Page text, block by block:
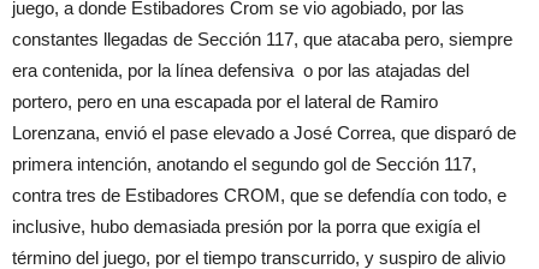
juego, a donde Estibadores Crom se vio agobiado, por las
constantes llegadas de Sección 117, que atacaba pero, siempre
era contenida, por la línea defensiva o por las atajadas del
portero, pero en una escapada por el lateral de Ramiro
Lorenzana, envió el pase elevado a José Correa, que disparó de
primera intención, anotando el segundo gol de Sección 117,
contra tres de Estibadores CROM, que se defendía con todo, e
inclusive, hubo demasiada presión por la porra que exigía el
término del juego, por el tiempo transcurrido, y suspiro de alivio